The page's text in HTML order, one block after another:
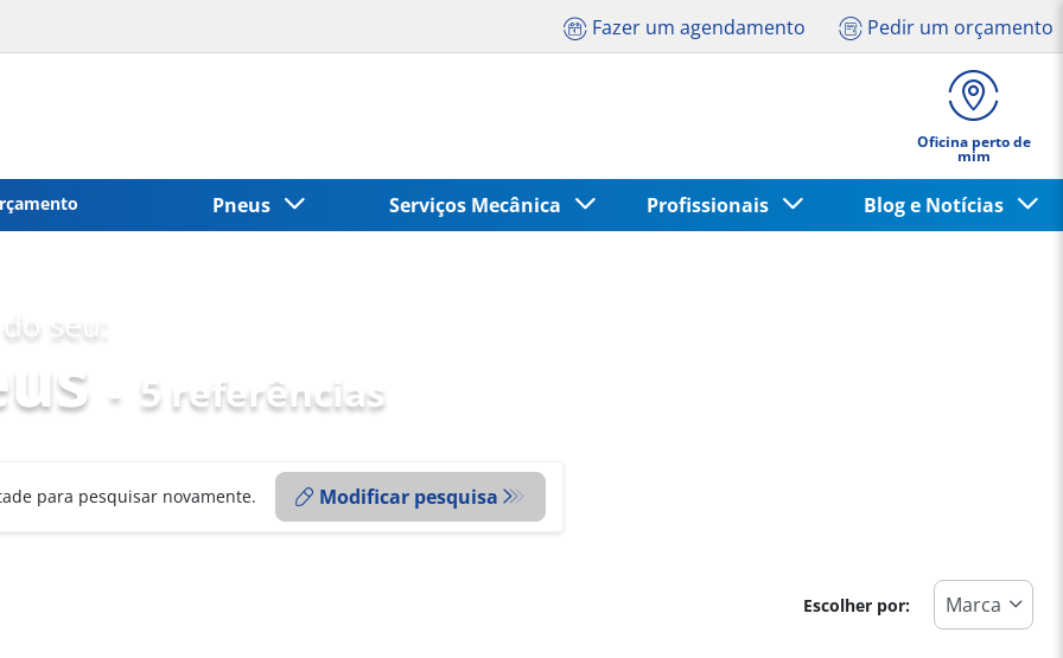
Fazer um agendamento Pedir um orçamento
Oficina perto de
mim
Pneus Serviços Mecânica Profissionais Blog e Notícias
seu:
- 5 referências
para pesquisar novamente. Modificar pesquisa
Escolher por: